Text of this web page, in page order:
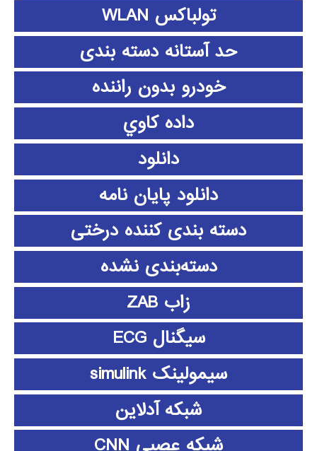
تولباکس WLAN
حد آستانه دسته بندی
خودرو بدون راننده
داده كاوي
دانلود
دانلود پايان نامه
دسته بندی کننده درختی
دسته‌بندی نشده
زاب ZAB
سیگنال ECG
سیمولینک simulink
شبکه آدلاین
شبکه عصبی CNN